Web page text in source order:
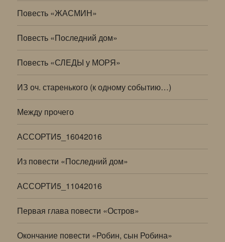
Повесть «ЖАСМИН»
Повесть «Последний дом»
Повесть «СЛЕДЫ у МОРЯ»
ИЗ оч. старенького (к одному событию…)
Между прочего
АССОРТИ5_16042016
Из повести «Последний дом»
АССОРТИ5_11042016
Первая глава повести «Остров»
Окончание повести «Робин, сын Робина»